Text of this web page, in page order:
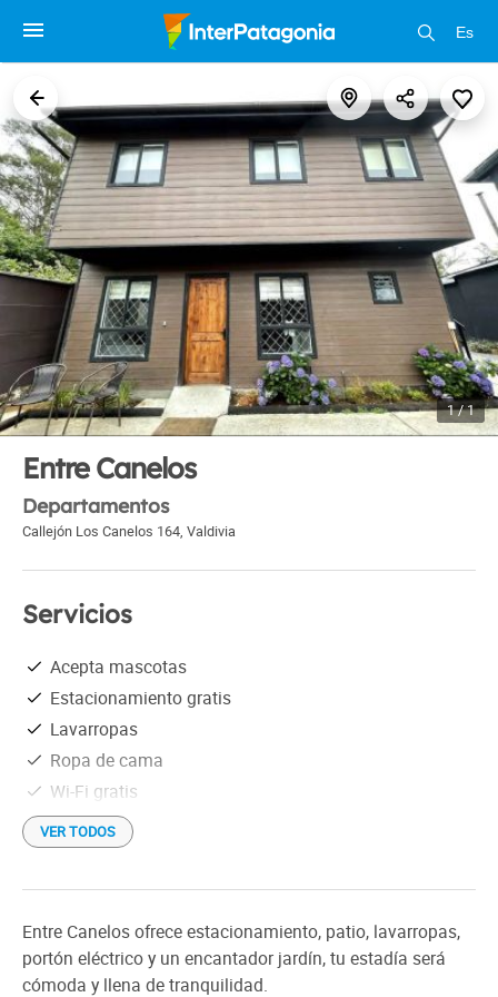
Es
1 / 1
Entre Canelos
Departamentos
Callejón Los Canelos 164, Valdivia
Servicios
Acepta mascotas
Estacionamiento gratis
Lavarropas
Ropa de cama
Wi-Fi gratis
VER TODOS
Entre Canelos ofrece estacionamiento, patio, lavarropas,
portón eléctrico y un encantador jardín, tu estadía será
cómoda y llena de tranquilidad.